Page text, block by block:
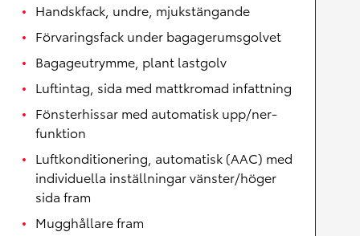
Handskfack, undre, mjukstängande
Förvaringsfack under bagagerumsgolvet
Bagageutrymme, plant lastgolv
Luftintag, sida med mattkromad infattning
Fönsterhissar med automatisk upp/ner-
funktion
Luftkonditionering, automatisk (AAC) med
individuella inställningar vänster/höger
sida fram
Mugghållare fram